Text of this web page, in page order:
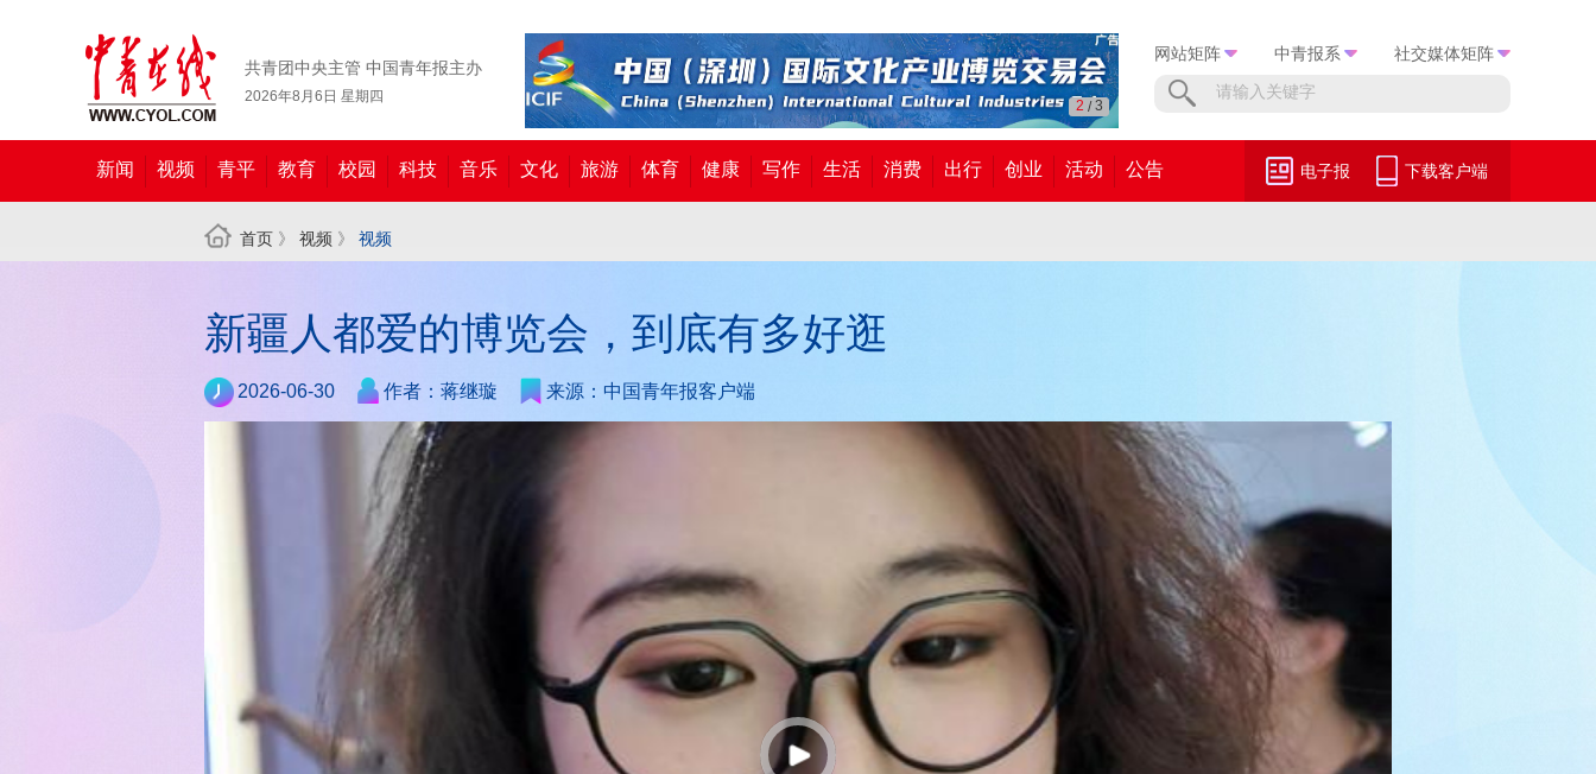
共青团中央主管 中国青年报主办
2026年8月6日 星期四
3 / 3
网站矩阵 中青报系 社交媒体矩阵
新闻 视频 青平 教育 校园 科技 音乐 文化 旅游 体育 健康 写作 生活 消费 出行 创业 活动 公告 电子报 下载客户端
首页 》 视频 》 视频
新疆人都爱的博览会，到底有多好逛
2026-06-30 作者：蒋继璇 来源：中国青年报客户端